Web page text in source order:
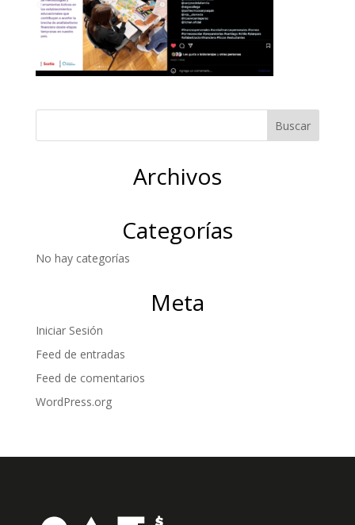
Archivos
Categorías
No hay categorías
Meta
Iniciar Sesión
Feed de entradas
Feed de comentarios
WordPress.org